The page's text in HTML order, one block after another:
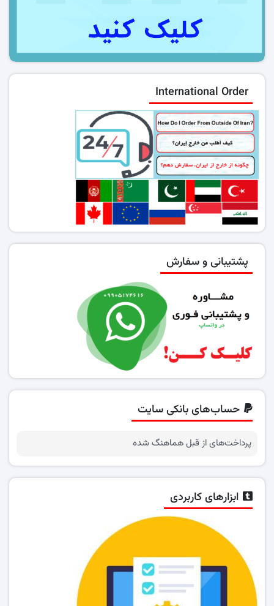
International Order
پشتیبانی و سفارش
حساب‌های بانکی سایت
پرداخت‌های از قبل هماهنگ شده
ابزارهای کاربردی